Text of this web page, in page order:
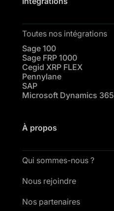
Toutes nos intégrations
Sage 100
Sage FRP 1000
Cegid XRP FLEX
Pennylane
SAP
Microsoft Dynamics 365
À propos
Qui sommes-nous ?
Nous rejoindre
Nos partenaires